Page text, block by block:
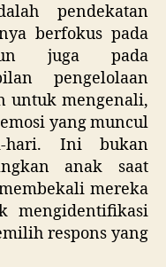
pendekatan
berfokus pada
juga pada
pengelolaan
untuk mengenali,
yang muncul
hari. Ini bukan
anak saat
mereka
mengidentifikasi
respons yang